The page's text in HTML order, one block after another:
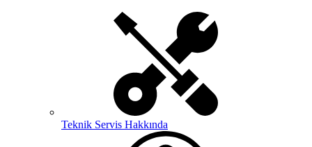
Teknik Servis Hakkında